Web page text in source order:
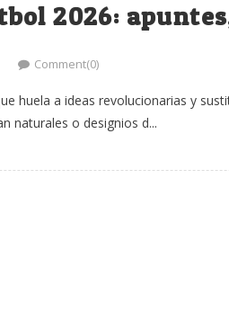
2026:
Comment(0)
huela a ideas revolucionarias y
naturales o designios d...